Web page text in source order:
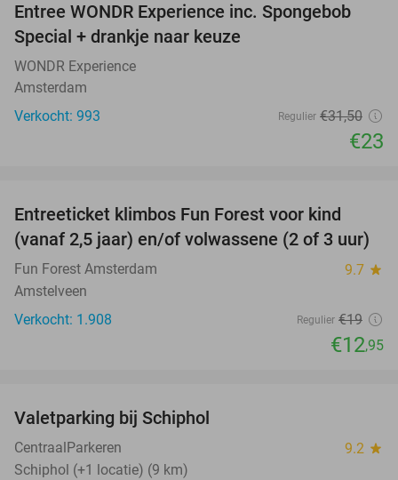
27%
Entree WONDR Experience inc. Spongebob
Special + drankje naar keuze
WONDR Experience
Amsterdam
Verkocht: 993
Regulier €31,50
€23
Entreeticket klimbos Fun Forest voor kind
(vanaf 2,5 jaar) en/of volwassene (2 of 3 uur)
Fun Forest Amsterdam 9.7 star
Amstelveen
Verkocht: 1.908
Regulier €19
€12,95
Valetparking bij Schiphol
CentraalParkeren 9.2 star
Schiphol (+1 locatie) (9 km)